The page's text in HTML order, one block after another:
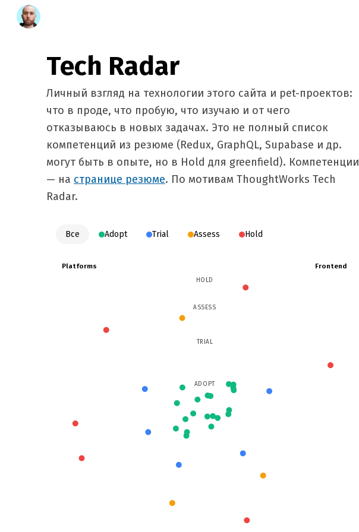
Tech Radar
Личный взгляд на технологии этого сайта и pet-проектов:
что в проде, что пробую, что изучаю и от чего
отказываюсь в новых задачах. Это не полный список
компетенций из резюме (Redux, GraphQL, Supabase и др.
могут быть в опыте, но в Hold для greenfield). Компетенции
— на странице резюме. По мотивам ThoughtWorks Tech
Radar.
Все Adopt Trial Assess Hold
ADOPT
TRIAL
ASSESS
HOLD
Frontend
Platforms